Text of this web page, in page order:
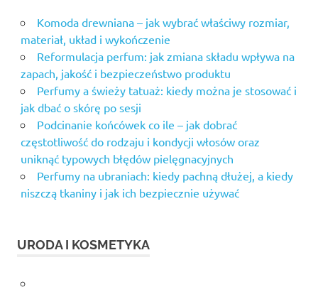
Komoda drewniana – jak wybrać właściwy rozmiar,
materiał, układ i wykończenie
Reformulacja perfum: jak zmiana składu wpływa na
zapach, jakość i bezpieczeństwo produktu
Perfumy a świeży tatuaż: kiedy można je stosować i
jak dbać o skórę po sesji
Podcinanie końcówek co ile – jak dobrać
częstotliwość do rodzaju i kondycji włosów oraz
uniknąć typowych błędów pielęgnacyjnych
Perfumy na ubraniach: kiedy pachną dłużej, a kiedy
niszczą tkaniny i jak ich bezpiecznie używać
URODA I KOSMETYKA